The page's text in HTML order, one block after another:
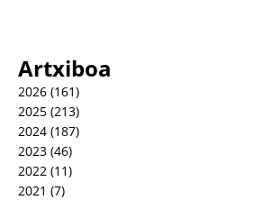
Artxiboa
2026 (161)
2025 (213)
2024 (187)
2023 (46)
2022 (11)
2021 (7)